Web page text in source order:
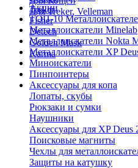
Для Treker, Velleman
Treker
Fisher
Detech
Golden Mask
Karma
Акции
ТОП-10
Металлоискатели Minelab
Металлоискатели Nokta
Металлоискатели XP
Миноискатели
Пинпоинтеры
Аксессуары для копа
Лопаты, скубы
Рюкзаки и сумки
Наушники
Аксессуары для XP
Поисковые магниты
Чехлы для
Защиты на катушку